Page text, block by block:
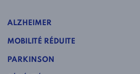
ALZHEIMER
MOBILITÉ RÉDUITE
PARKINSON